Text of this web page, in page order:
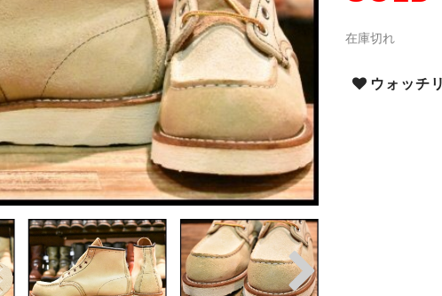
在庫切れ
ウォッチ